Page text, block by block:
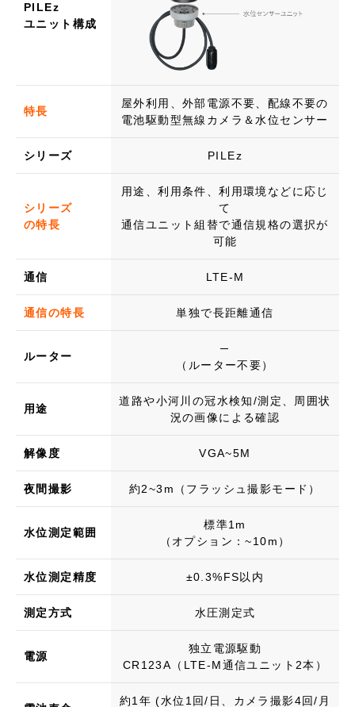
PILEz
ユニット構成
特長
屋外利用、外部電源不要、配線不要の
電池駆動型無線カメラ＆水位センサー
シリーズ PILEz
シリーズ
の特長
用途、利用条件、利用環境などに応じ
て
通信ユニット組替で通信規格の選択が
可能
通信 LTE-M
通信の特長 単独で長距離通信
ルーター
─
（ルーター不要）
用途
道路や小河川の冠水検知/測定、周囲状
況の画像による確認
解像度 VGA~5M
夜間撮影 約2~3m（フラッシュ撮影モード）
水位測定範囲
標準1m
（オプション：~10m）
水位測定精度 ±0.3%FS以内
測定方式 水圧測定式
電源
独立電源駆動
​CR123A（LTE-M通信ユニット2本）
約1年 (水位1回/日、カメラ撮影4回/月